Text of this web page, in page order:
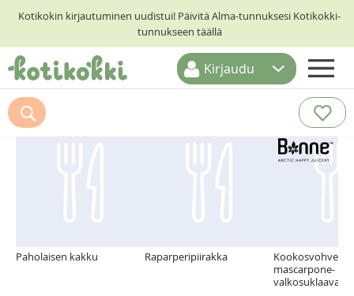
Kotikokin kirjautuminen uudistui! Päivitä Alma-tunnuksesi Kotikokki-
tunnukseen täällä
ETUSIVU
RESEPTIHAKU
Kirjaudu
Suosittelemme myös
Paholaisen kakku Raparperipiirakka
Kookosvohvelit
mascarpone-